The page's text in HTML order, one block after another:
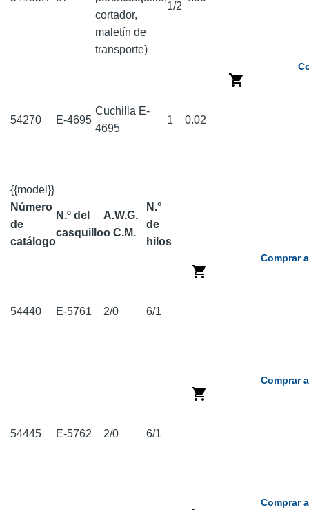
cortador,
maletín de
transporte)
1/2
54270 E-4695
Cuchilla E-
4695
1 0.02
{{model}}
Número
de
catálogo
N.º del
casquillo
A.W.G.
o C.M.
N.°
de
hilos
54440 E-5761 2/0 6/1
Comprar
54445 E-5762 2/0 6/1
Comprar
Comprar